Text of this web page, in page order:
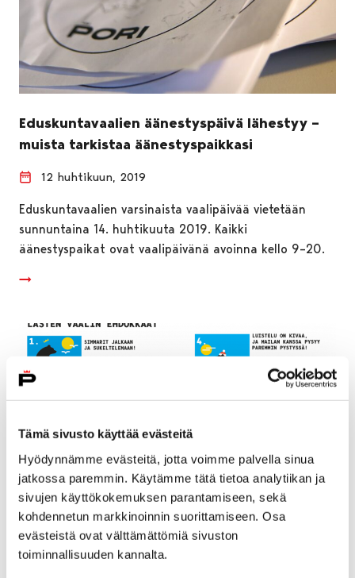
Tämä sivusto käyttää evästeitä
Hyödynnämme evästeitä, jotta voimme palvella sinua
jatkossa paremmin. Käytämme tätä tietoa analytiikan ja
sivujen käyttökokemuksen parantamiseen, sekä
kohdennetun markkinoinnin suorittamiseen. Osa
evästeistä ovat välttämättömiä sivuston
toiminnallisuuden kannalta.
Eduskuntavaalien äänestyspäivä lähestyy –
muista tarkistaa äänestyspaikkasi
12 huhtikuun, 2019
Eduskuntavaalien varsinaista vaalipäivää vietetään
sunnuntaina 14. huhtikuuta 2019. Kaikki
äänestyspaikat ovat vaalipäivänä avoinna kello 9–20.
Suosittu lasten vaali tulee taas – lapset
äänestävät liikunnallisista karhuista